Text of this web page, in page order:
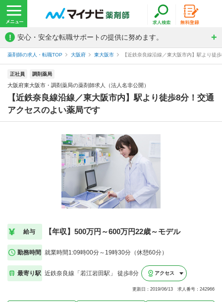
! 安心・安全な転職サポートの提供に努めます。
薬剤師の求人・転職TOP 大阪府 東大阪市 【近鉄奈良線沿線／東大阪市内】駅より徒
正社員 調剤薬局
大阪府東大阪市・調剤薬局の薬剤師求人（法人名非公開）
【近鉄奈良線沿線／東大阪市内】駅より徒歩8分！交通
アクセスのよい薬局です
給与 【年収】500万円～600万円22歳～モデル
勤務時間 就業時間1:09時00分～19時30分（休憩60分）
最寄り駅 近鉄奈良線「若江岩田駅」 徒歩8分 アクセス
更新日：2019/06/13 求人番号：242966